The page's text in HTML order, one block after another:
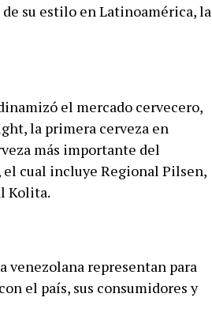
su estilo en Latinoamérica, la
el mercado cervecero,
la primera cerveza en
más importante del
cual incluye Regional Pilsen,
Kolita.
venezolana representan para
el país, sus consumidores y